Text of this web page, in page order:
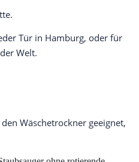
Tür in Hamburg, oder für
Welt.
Wäschetrockner geeignet,